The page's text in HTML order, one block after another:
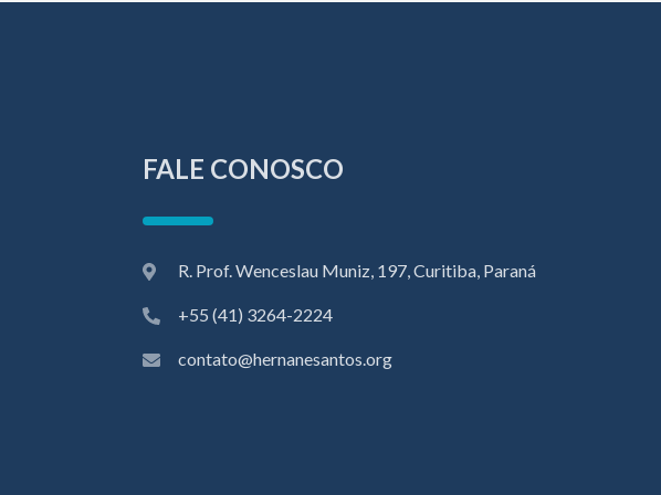
FALE CONOSCO
R. Prof. Wenceslau Muniz, 197, Curitiba, Paraná
+55 (41) 3264-2224
contato@hernanesantos.org